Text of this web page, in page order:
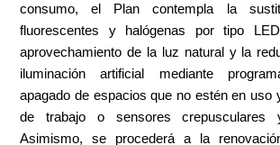
consumo, el Plan contempla la
fluorescentes y halógenas por tipo
aprovechamiento de la luz natural y la
iluminación artificial mediante
apagado de espacios que no estén en uso
de trabajo o sensores crepusculares
Asimismo, se procederá a la